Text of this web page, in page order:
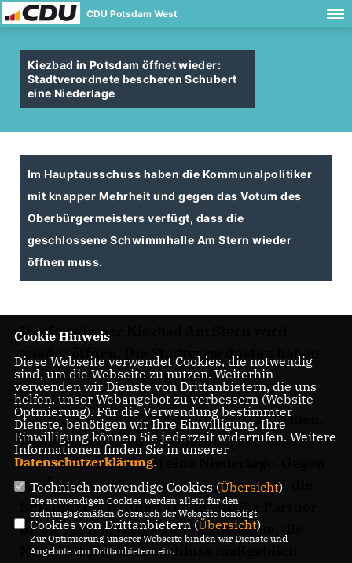
CDU Potsdam West
Kiezbad in Potsdam öffnet wieder:
Stadtverordnete bescheren Schubert
eine Niederlage
Im Hauptausschuss haben die Kommunalpolitiker
mit knapper Mehrheit und gegen das Votum des
Oberbürgermeisters verfügt, dass die
geschlossene Schwimmhalle Am Stern wieder
öffnen muss.
Das Potsdamer Kiezbad Am Stern wird
wieder öffnen. Die Stadtverordneten haben
am Mittwoch im Hauptausschuss
beschlossen, die wegen der Energiekrise
verfügte Sparmaßnahme zurückzunehmen.
Damit bescherten sie Oberbürgermeister
Mike Schubert (SPD) eine Niederlage. Gegen
die Öffnung stimmten einzig Schubert, die
SPD und die Grünen - während ihr Partner
in der Rathauskooperation, die Linke, die
Mehrheit für den Beschluss maßgeblich
Cookie Hinweis
Diese Webseite verwendet Cookies, die notwendig
sind, um die Webseite zu nutzen. Weiterhin
verwenden wir Dienste von Drittanbietern, die uns
helfen, unser Webangebot zu verbessern (Website-
Optmierung). Für die Verwendung bestimmter
Dienste, benötigen wir Ihre Einwilligung. Ihre
Einwilligung können Sie jederzeit widerrufen. Weitere
Informationen finden Sie in unserer
Datenschutzerklärung.
Technisch notwendige Cookies (Übersicht)
Die notwendigen Cookies werden allein für den
ordnungsgemäßen Gebrauch der Webseite benötigt.
Cookies von Drittanbietern (Übersicht)
Zur Optimierung unserer Webseite binden wir Dienste und
Angebote von Drittanbietern ein.